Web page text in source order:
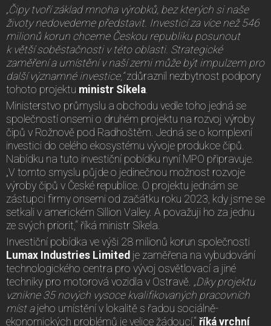
„Čipy tvoří základ mnoha výrobků, bez kterých si naše
životy nedovedeme představit. Investicí za více než 546
milionů korun chceme Českou republiku posunout
k větší soběstačnosti v této oblasti. Strategické
zaměření a umístění v naší zemi může být impulzem pro
další významné investice,“zdůraznil nezbytnost podpory
tohoto projektu ministr Síkela
Ministerstvo průmyslu a obchodu vedle toho jedná se
společností onsemi o druhém projektu na rozvoj výroby
čipů v Rožnově pod Radhoštěm. Jedná se o komplexní
investici do celého ekosystému vývoje produkce čipů.
Nabídku na tuto investiční pobídku nyní MPO připravuje.
„V tomto smyslu půjde o jedinečnou možnost rozvoje
výroby čipů v České republice. O projektu jednám se
zástupci firmy onsemi od začátku roku 2023, kdy jsme se
setkali v americkém Sillion Valley. A považuji ho za jednu
ze svých priorit,“ říká ministr Síkela.
Investiční pobídka ve výši 28 milionů korun společnosti
Lumax Industries Limited je zaměřena na vybudování
technologického centra pro vývoj osvětlovací a jiné
techniky pro motorová vozidla v Ostravě. „Díky projektu
vznikne 35 nových vysoce kvalifikovaných pracovních
míst ajeho umístění v lokalitě s řadou sociálně-
ekonomických problémů je velice žádoucí,“ říká vrchní